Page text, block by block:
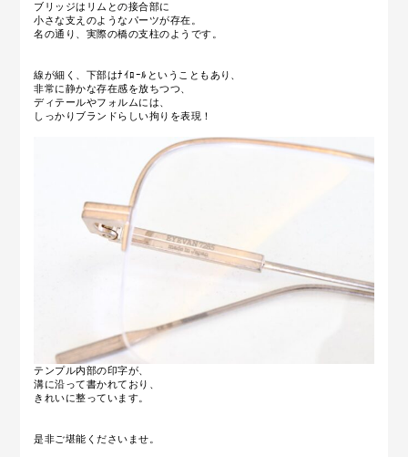
ブリッジはリムとの接合部に
小さな支えのようなパーツが存在。
名の通り、実際の橋の支柱のようです。
線が細く、下部はﾅｲﾛｰﾙということもあり、
非常に静かな存在感を放ちつつ、
ディテールやフォルムには、
しっかりブランドらしい拘りを表現！
テンプル内部の印字が、
溝に沿って書かれており、
きれいに整っています。
是非ご堪能くださいませ。